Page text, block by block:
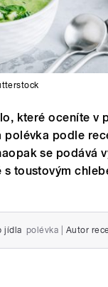
které oceníte v
polévka podle
se podává
s toustovým
jídla polévka Autor